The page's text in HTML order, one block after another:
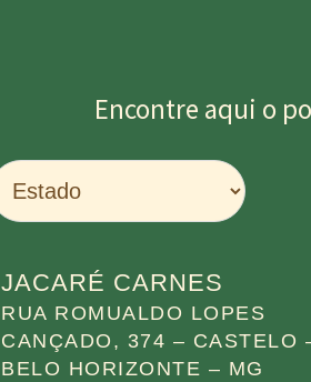
Encontre aqui o
JACARÉ CARNES
RUA ROMUALDO LOPES
CANÇADO, 374 – CASTELO
BELO HORIZONTE – MG